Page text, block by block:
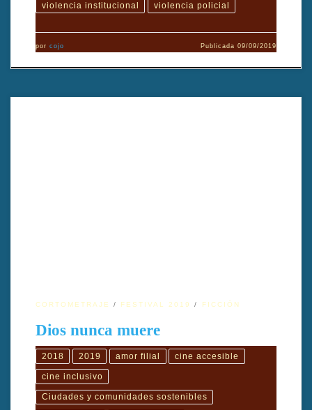
violencia institucional violencia policial
por cojo Publicada09/09/2019
CORTOMETRAJE FESTIVAL 2019 FICCIÓN
Dios nunca muere
2018 2019 amor filial cine accesible
cine inclusivo
Ciudades y comunidades sostenibles